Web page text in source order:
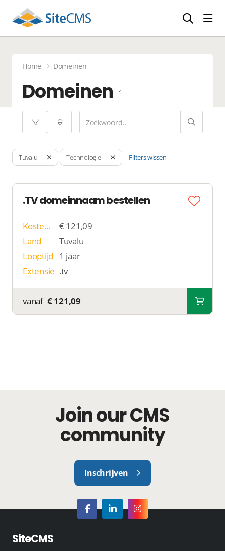
Home Domeinen
Domeinen 1
Tuvalu Technologie Filters wissen
.TV domeinnaam bestellen
Kosten p/j
€ 121,09
Land
Tuvalu
Looptijd
1 jaar
Extensie .tv
vanaf € 121,09
Join our CMS
community
Inschrijven
SiteCMS